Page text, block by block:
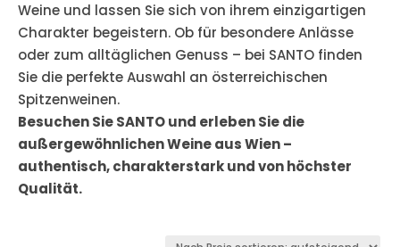
Weine und lassen Sie sich von ihrem einzigartigen
Charakter begeistern. Ob für besondere Anlässe
oder zum alltäglichen Genuss – bei SANTO finden
Sie die perfekte Auswahl an österreichischen
Spitzenweinen.
Besuchen Sie SANTO und erleben Sie die
außergewöhnlichen Weine aus Wien –
authentisch, charakterstark und von höchster
Qualität.